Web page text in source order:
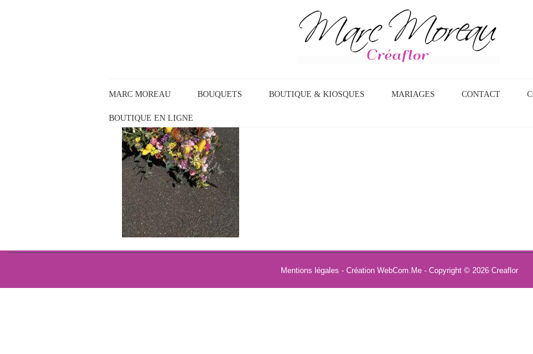
MARC MOREAU BOUQUETS BOUTIQUE & KIOSQUES MARIAGES CONTACT
BOUTIQUE EN LIGNE
Mentions légales - Création WebCom.Me - Copyright © 2026Creaflor